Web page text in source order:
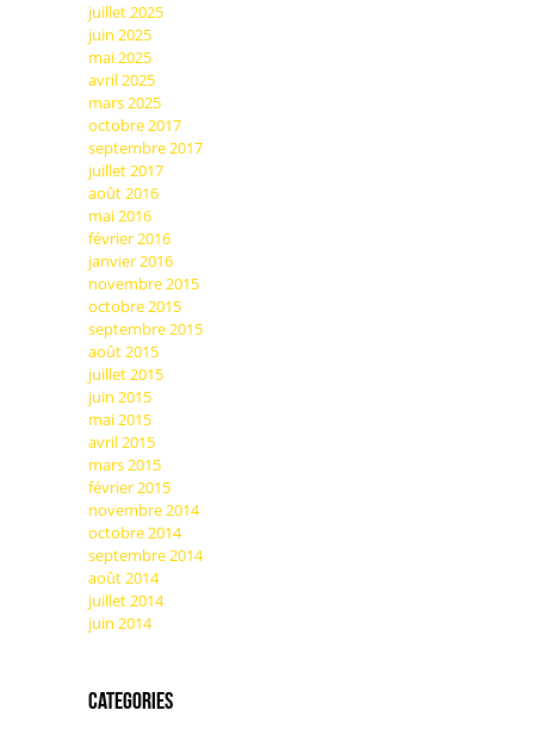
juillet 2025
juin 2025
mai 2025
avril 2025
mars 2025
octobre 2017
septembre 2017
juillet 2017
août 2016
mai 2016
février 2016
janvier 2016
novembre 2015
octobre 2015
septembre 2015
août 2015
juillet 2015
juin 2015
mai 2015
avril 2015
mars 2015
février 2015
novembre 2014
octobre 2014
septembre 2014
août 2014
juillet 2014
juin 2014
Categories